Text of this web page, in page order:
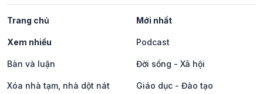
Trang chủ Mới nhất
Xem nhiều Podcast
Bàn và luận Đời sống - Xã hội
Xóa nhà tạm, nhà dột nát Giáo dục - Đào tạo